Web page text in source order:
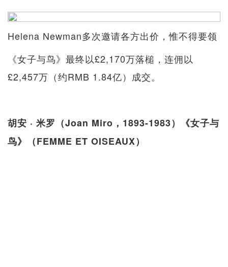
Helena Newman多次邀请各方出价，惟不得要领
《女子与鸟》最终以£2,170万落槌，连佣以
£2,457万（约RMB 1.84亿）成交。
胡安 · 米罗（Joan Miro，1893-1983）《女子与
鸟》（FEMME ET OISEAUX）